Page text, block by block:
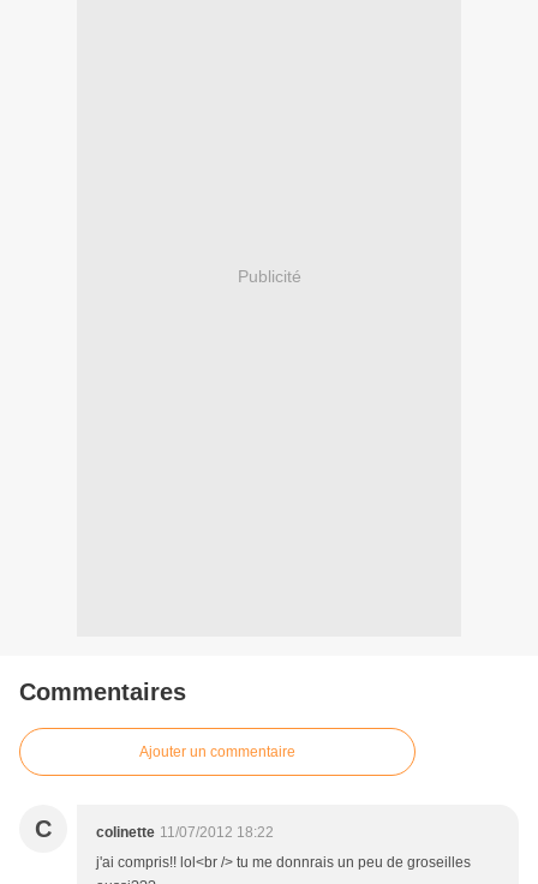
Publicité
Commentaires
Ajouter un commentaire
C colinette 11/07/2012 18:22
j'ai compris!! lol<br /> tu me donnrais un peu de groseilles